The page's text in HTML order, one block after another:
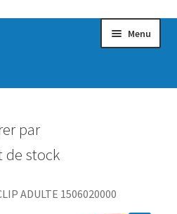
Menu
par
de stock
ADULTE 1506020000